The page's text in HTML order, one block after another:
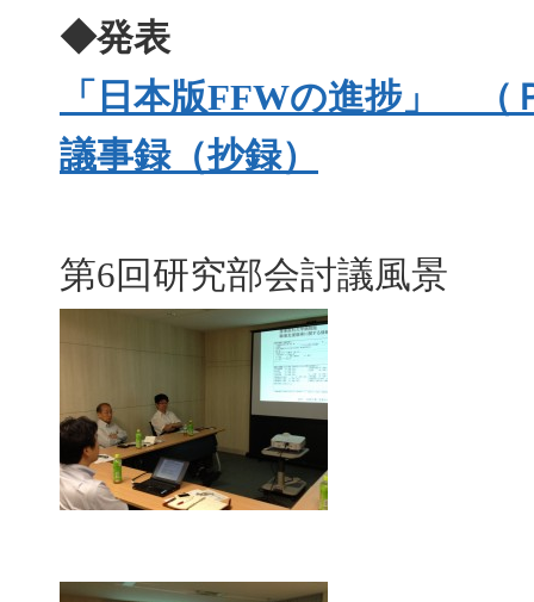
◆発表
「日本版FFWの進捗」 （
議事録（抄録）
第6回研究部会討議風景